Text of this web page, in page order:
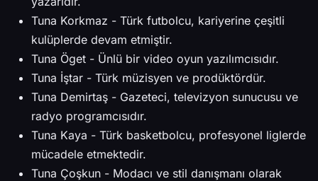
Tuna Korkmaz - Türk futbolcu, kariyerine çeşitli
kulüplerde devam etmiştir.
Tuna Öget - Ünlü bir video oyun yazılımcısıdır.
Tuna İştar - Türk müzisyen ve prodüktördür.
Tuna Demirtaş - Gazeteci, televizyon sunucusu ve
radyo programcısıdır.
Tuna Kaya - Türk basketbolcu, profesyonel liglerde
mücadele etmektedir.
Tuna Çoşkun - Modacı ve stil danışmanı olarak